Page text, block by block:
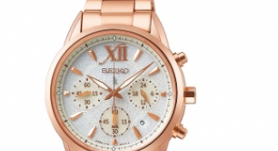
國際機場(RMQ)
高雄國際機場(KHH)
國際線出境旅客使用
您必須登入才有辦法使用喜愛清單！